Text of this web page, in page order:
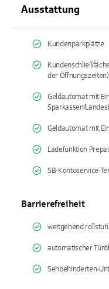
Ausstattung
Kundenparkplätze
der Öffnungszeiten)
Geldautomat mit
Sparkassen/
Geldautomat mit
Ladefunktion
SB-Kontoservice-
Barrierefreiheit
weitgehend
automatischer
Sehbehinderten-